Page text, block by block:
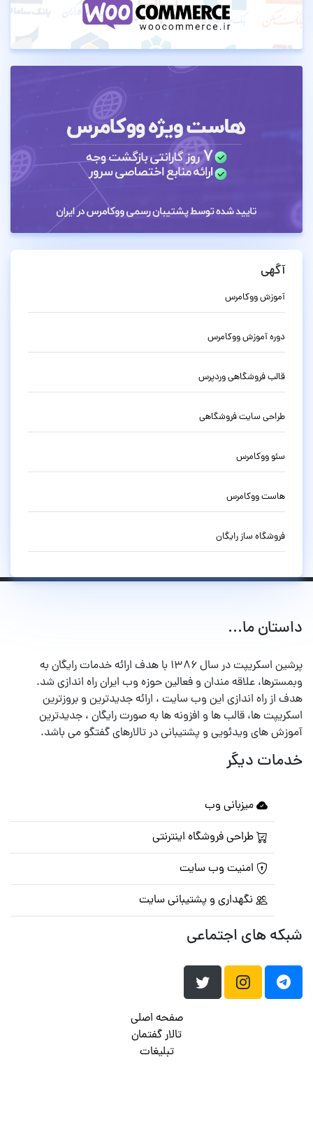
آگهی
آموزش ووکامرس
دوره آموزش ووکامرس
قالب فروشگاهی وردپرس
طراحی سایت فروشگاهی
سئو ووکامرس
هاست ووکامرس
فروشگاه ساز رایگان
داستان ما...
پرشین اسکریپت در سال ۱۳۸۶ با هدف ارائه خدمات رایگان به
وبمسترها، علاقه مندان و فعالین حوزه وب ایران راه اندازی شد.
هدف از راه اندازی این وب سایت ، ارائه جدیدترین و بروزترین
اسکریپت ها، قالب ها و افزونه ها به صورت رایگان ، جدیدترین
آموزش های ویدئویی و پشتیبانی در تالارهای گفتگو می باشد.
خدمات دیگر
میزبانی وب
طراحی فروشگاه اینترنتی
امنیت وب سایت
نگهداری و پشتیبانی سایت
شبکه های اجتماعی
صفحه اصلی
تالار گفتمان
تبلیغات